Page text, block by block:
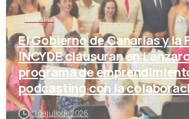
Noticias
El Gobierno de Canarias y la
INCYDE clausuran en
programa de
podcasting con la
Cámara de Comercio
9 de julio de 2026